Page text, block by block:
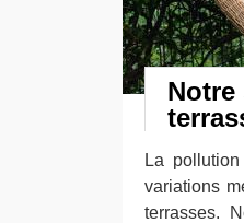
Notre
La
variations
terrasses.